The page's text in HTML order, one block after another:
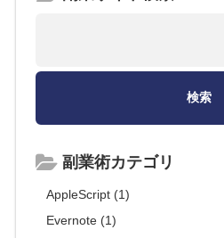
副業術カテゴリ
AppleScript (1)
Evernote (1)